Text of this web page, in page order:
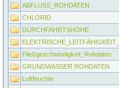
ABFLUSS_ROHDATEN
CHLORID
DURCHFAHRTSHÖHE
Fließgeschwindigkeit_Rohdaten
GRUNDWASSER ROHDATEN
Luftfeuchte